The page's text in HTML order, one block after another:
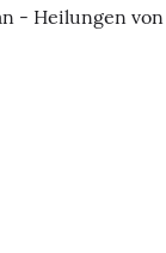
- Heilungen